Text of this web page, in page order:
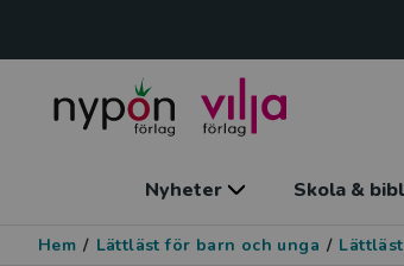
Nyheter Skola &
Hem / Lättläst för barn och unga /